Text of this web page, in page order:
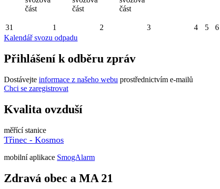
část
část
část
31 1 2 3 4 5
6
Kalendář svozu odpadu
Přihlášení k odběru zpráv
Dostávejte informace z našeho webu prostřednictvím e-mailů
Chci se zaregistrovat
Kvalita ovzduší
měřící stanice
Třinec - Kosmos
mobilní aplikace SmogAlarm
Zdravá obec a MA 21